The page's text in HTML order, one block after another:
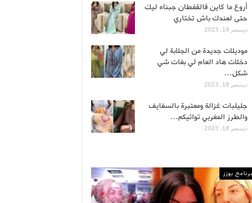
أروع ما كاين فالقفطان جبناه ليك
حتى لعندك باش تختاري
ديسمبر 19, 2023
موديلات جديدة من الجلابة لي
دخلات هاد العام لي بغات شي
شكل…
ديسمبر 18, 2023
جليلبات غزالة ومعتبرة بالسفايف
والطرز المغربي تواتيكم…
ديسمبر 18, 2023
برنامج بوزز